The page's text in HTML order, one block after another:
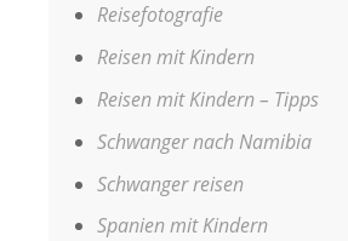
Reisefotografie
Reisen mit Kindern
Reisen mit Kindern – Tipps
Schwanger nach Namibia
Schwanger reisen
Spanien mit Kindern